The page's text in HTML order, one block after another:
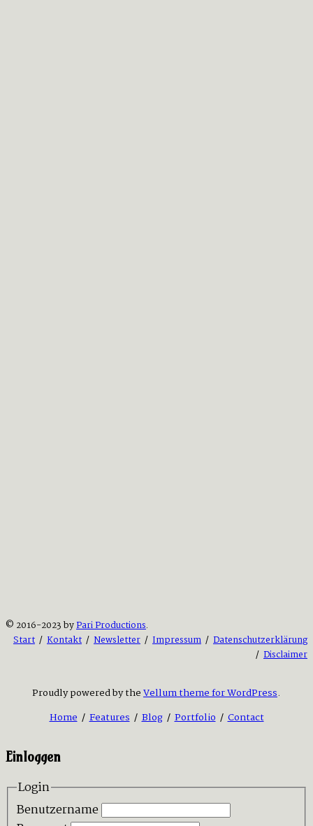
© 2016-2023 byPari Productions.
Start / Kontakt / Newsletter / Impressum / Datenschutzerklärung
/ Disclaimer
Proudly powered by theVellum theme for WordPress.
Home/Features/Blog/Portfolio/Contact
Einloggen
Login
Benutzername